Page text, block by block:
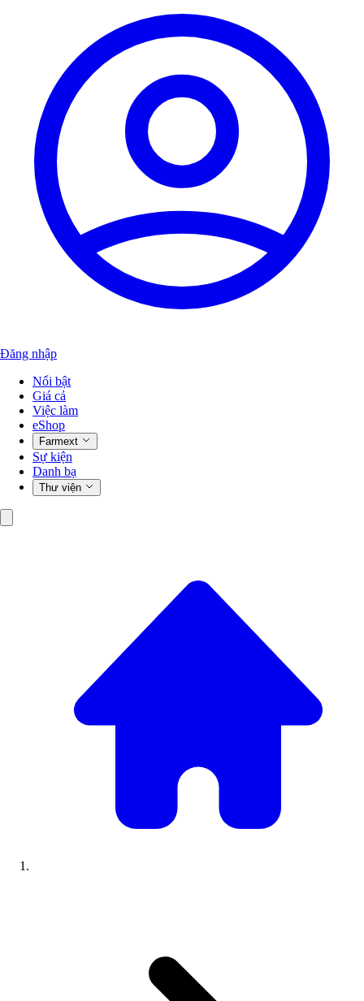
Đăng nhập
Nổi bật
Giá cả
Việc làm
eShop
Farmext
Sự kiện
Danh bạ
Thư viện